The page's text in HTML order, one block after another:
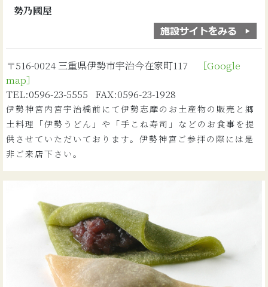
勢乃國屋
〒516-0024 三重県伊勢市宇治今在家町117
［Google
map］
TEL:0596-23-5555 FAX:0596-23-1928
伊勢神宮内宮宇治橋前にて伊勢志摩のお土産物の販売と郷
土料理「伊勢うどん」や「手こね寿司」などのお食事を提
供させていただいております。伊勢神宮ご参拝の際には是
非ご来店下さい。